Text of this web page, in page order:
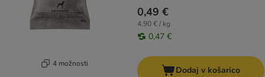
4 možnosti
0,49 €
4,90 € / kg
0,47 €
Dodaj v košarico